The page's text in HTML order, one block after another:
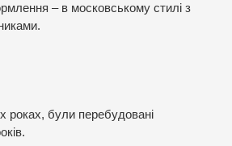
– в московському стилі з
роках, були перебудовані